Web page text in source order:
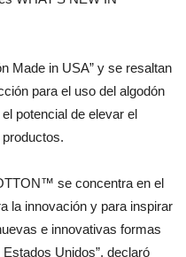
Made in USA” y se resaltan
para el uso del algodón
potencial de elevar el
se concentra en el
la innovación y para inspirar
e innovativas formas
Unidos”, declaró